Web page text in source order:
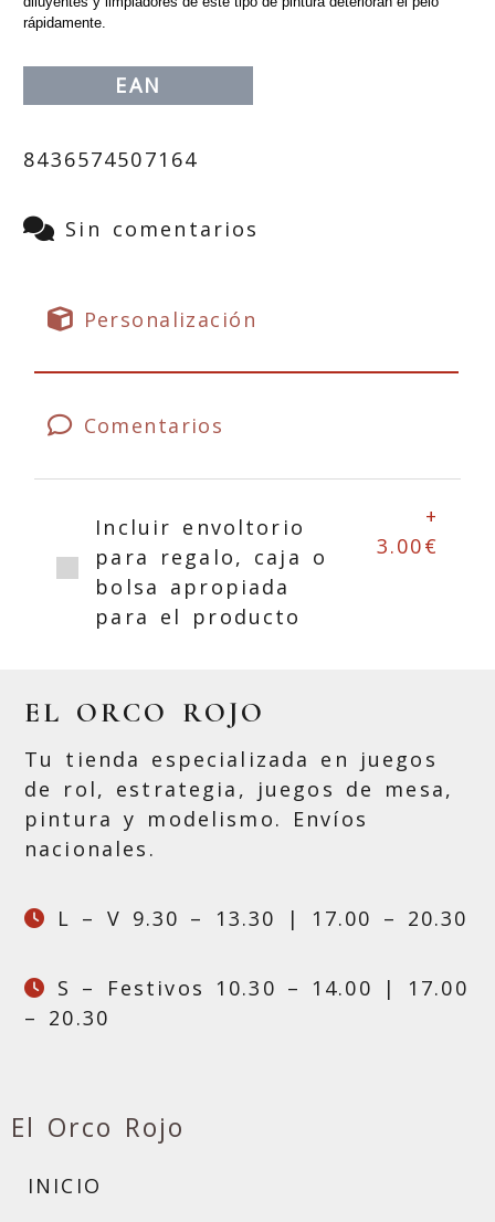
rápidamente.
EAN
8436574507164
Sin comentarios
Personalización
Comentarios
Incluir envoltorio
para regalo, caja o
bolsa apropiada
para el producto
+
3.00€
EL ORCO ROJO
Tu tienda especializada en juegos
de rol, estrategia, juegos de mesa,
pintura y modelismo. Envíos
nacionales.
L – V 9.30 – 13.30 | 17.00 – 20.30
S – Festivos 10.30 – 14.00 | 17.00
– 20.30
El Orco Rojo
INICIO